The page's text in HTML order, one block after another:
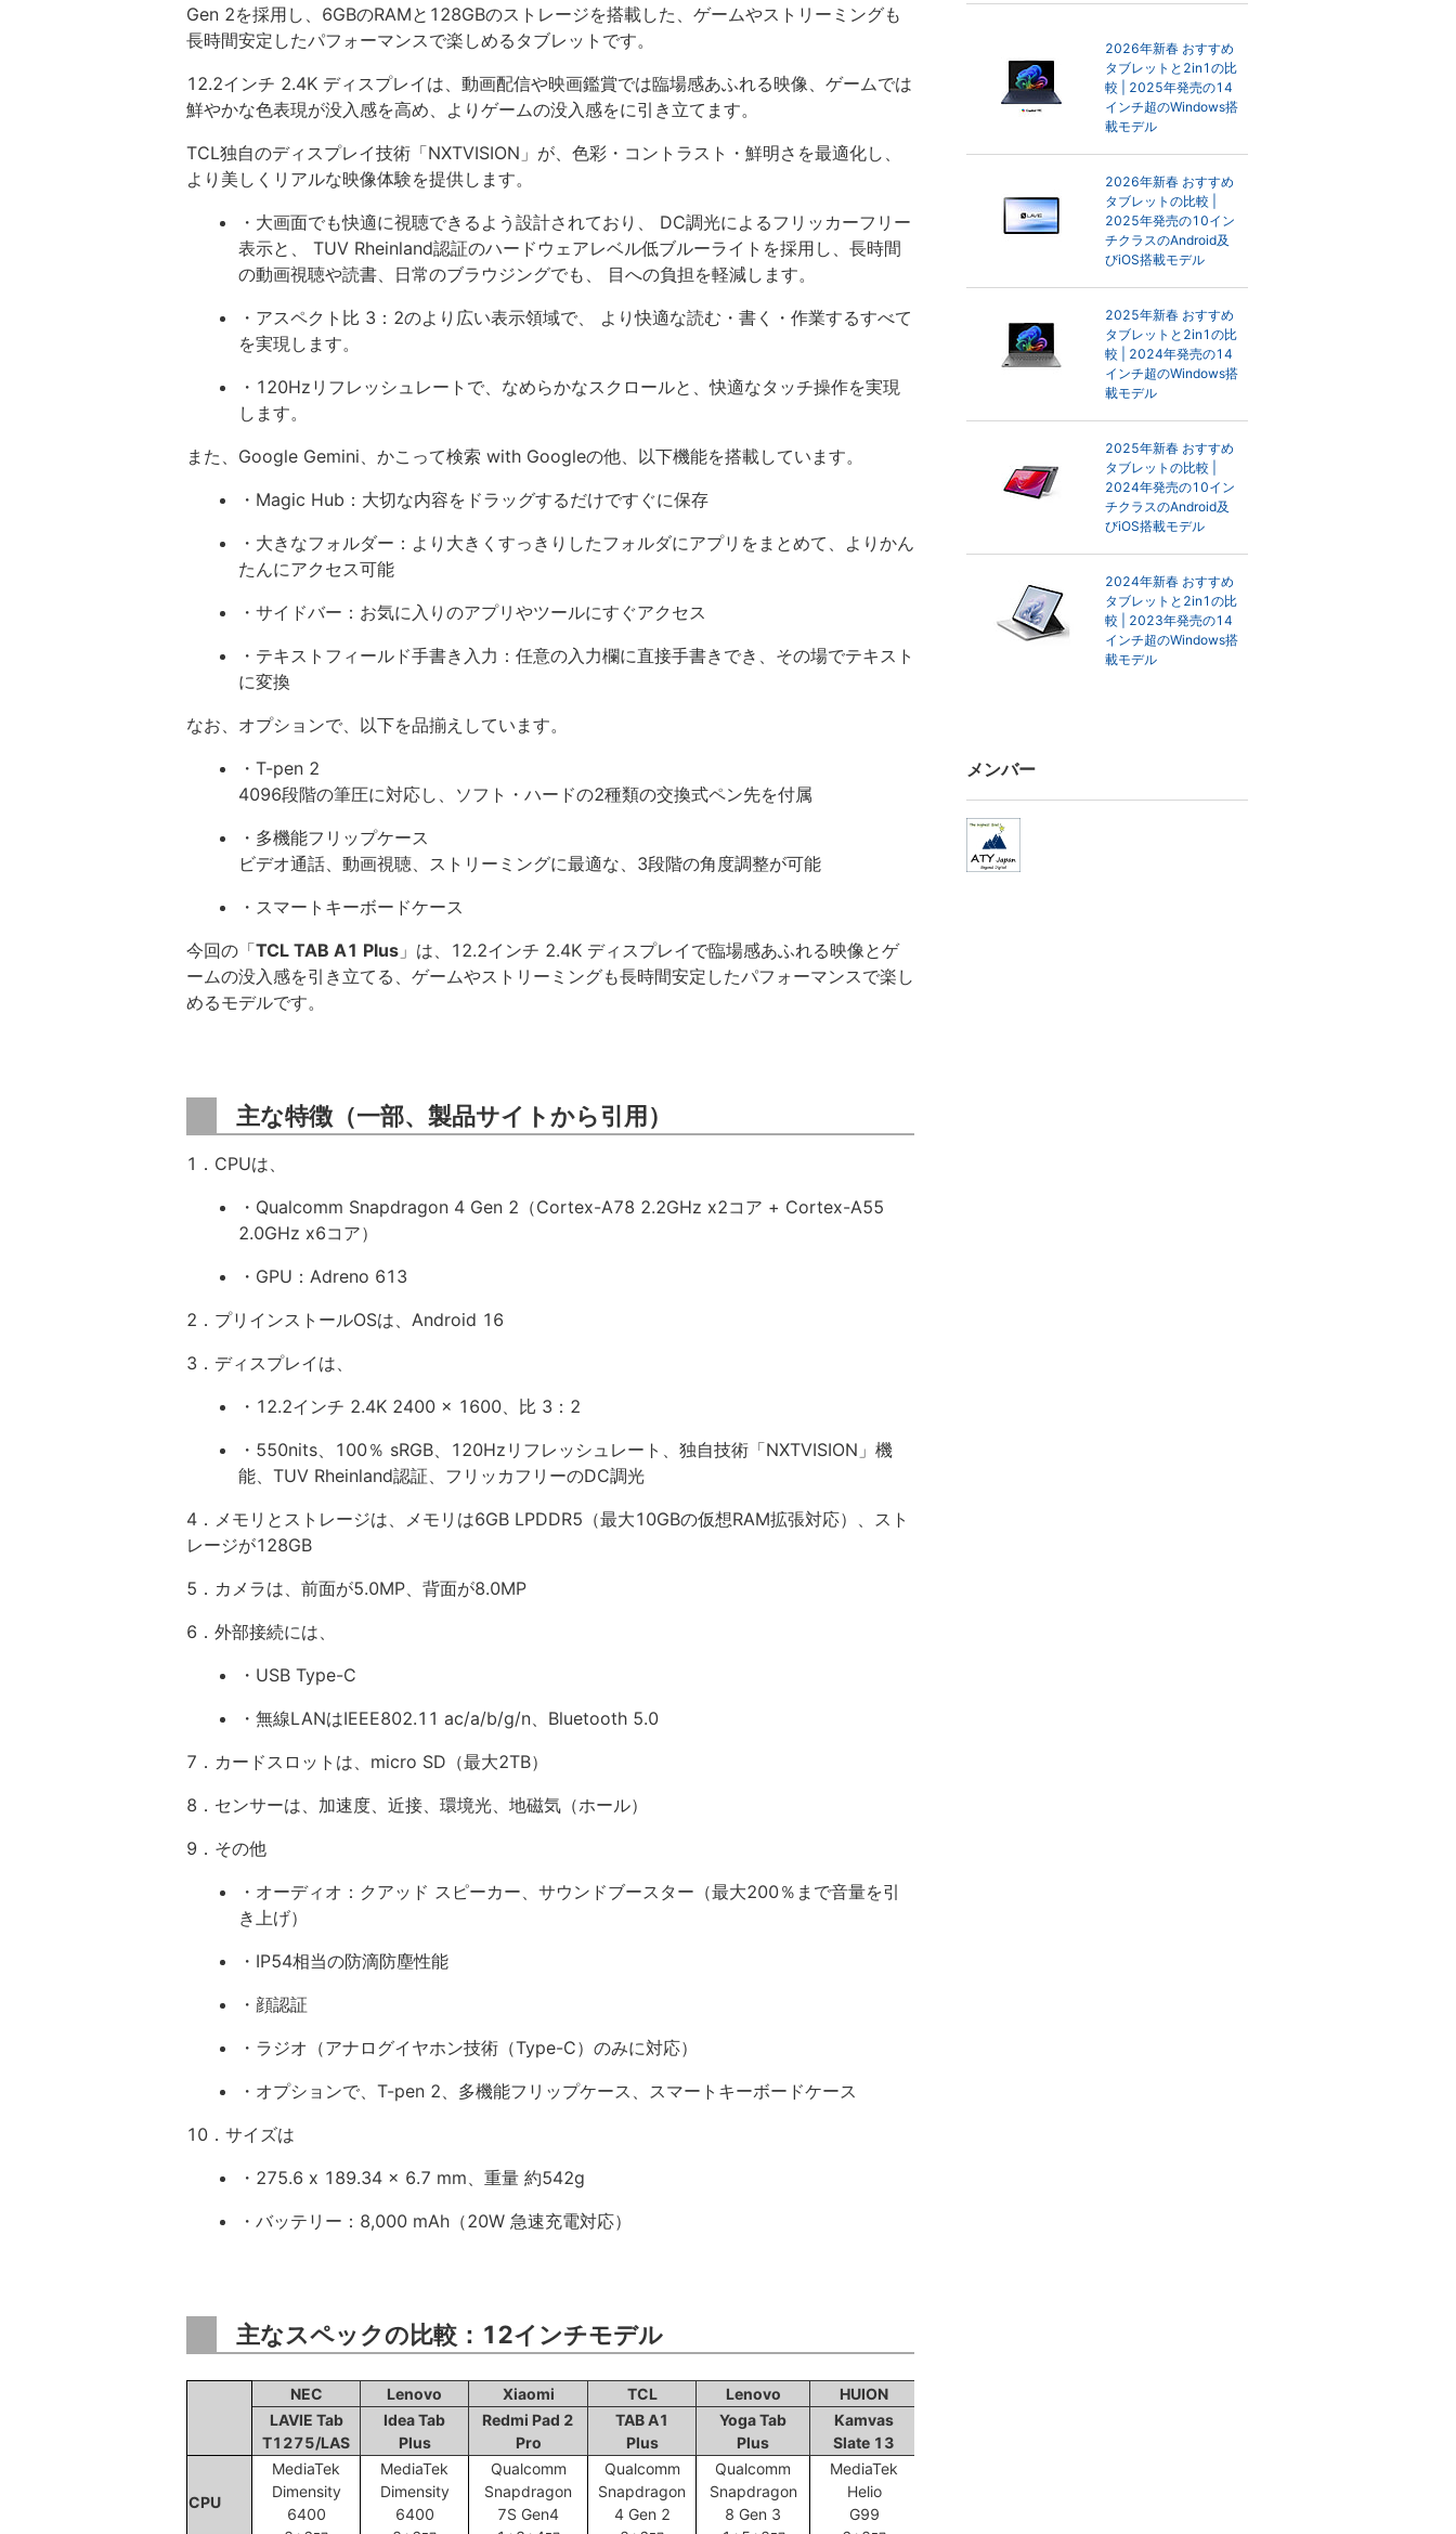
Gen 2を採用し、6GBのRAMと128GBのストレージを搭載した、ゲームやストリーミングも
長時間安定したパフォーマンスで楽しめるタブレットです。
12.2インチ 2.4K ディスプレイは、動画配信や映画鑑賞では臨場感あふれる映像、ゲームでは
鮮やかな色表現が没入感を高め、よりゲームの没入感をに引き立てます。
TCL独自のディスプレイ技術「NXTVISION」が、色彩・コントラスト・鮮明さを最適化し、
より美しくリアルな映像体験を提供します。
・大画面でも快適に視聴できるよう設計されており、 DC調光によるフリッカーフリー
表示と、 TUV Rheinland認証のハードウェアレベル低ブルーライトを採用し、長時間
の動画視聴や読書、日常のブラウジングでも、 目への負担を軽減します。
・アスペクト比 3：2のより広い表示領域で、 より快適な読む・書く・作業するすべて
を実現します。
・120Hzリフレッシュレートで、なめらかなスクロールと、快適なタッチ操作を実現
します。
また、Google Gemini、かこって検索 with Googleの他、以下機能を搭載しています。
・Magic Hub：大切な内容をドラッグするだけですぐに保存
・大きなフォルダー：より大きくすっきりしたフォルダにアプリをまとめて、よりかん
たんにアクセス可能
・サイドバー：お気に入りのアプリやツールにすぐアクセス
・テキストフィールド手書き入力：任意の入力欄に直接手書きでき、その場でテキスト
に変換
なお、オプションで、以下を品揃えしています。
・T-pen 2
4096段階の筆圧に対応し、ソフト・ハードの2種類の交換式ペン先を付属
・多機能フリップケース
ビデオ通話、動画視聴、ストリーミングに最適な、3段階の角度調整が可能
・スマートキーボードケース
今回の「TCL TAB A1 Plus 」は、12.2インチ 2.4K ディスプレイで臨場感あふれる映像とゲ
ームの没入感を引き立てる、ゲームやストリーミングも長時間安定したパフォーマンスで楽し
めるモデルです。
主な特徴（一部、製品サイトから引用）
1．CPUは、
・Qualcomm Snapdragon 4 Gen 2（Cortex-A78 2.2GHz x2コア + Cortex-A55
2.0GHz x6コア）
・GPU：Adreno 613
2．プリインストールOSは、Android 16
3．ディスプレイは、
・12.2インチ 2.4K 2400 x 1600、比 3：2
・550nits、100％ sRGB、120Hzリフレッシュレート、独自技術「NXTVISION」機
能、TUV Rheinland認証、フリッカフリーのDC調光
4．メモリとストレージは、メモリは6GB LPDDR5（最大10GBの仮想RAM拡張対応）、スト
レージが128GB
5．カメラは、前面が5.0MP、背面が8.0MP
6．外部接続には、
・USB Type-C
・無線LANはIEEE802.11 ac/a/b/g/n、Bluetooth 5.0
7．カードスロットは、micro SD（最大2TB）
8．センサーは、加速度、近接、環境光、地磁気（ホール）
9．その他
・オーディオ：クアッド スピーカー、サウンドブースター（最大200％まで音量を引
き上げ）
・IP54相当の防滴防塵性能
・顔認証
・ラジオ（アナログイヤホン技術（Type-C）のみに対応）
・オプションで、T-pen 2、多機能フリップケース、スマートキーボードケース
10．サイズは
・275.6 x 189.34 x 6.7 mm、重量 約542g
・バッテリー：8,000 mAh（20W 急速充電対応）
主なスペックの比較：12インチモデル
NEC Lenovo Xiaomi TCL Lenovo
HUION
LAVIE Tab
T1275/LAS
Idea Tab
Plus
Redmi Pad 2
Pro
TAB A1
Plus
Yoga Tab
Plus
Kamvas
Slate 13
CPU
MediaTek
Dimensity
6400
MediaTek
Dimensity
6400
Qualcomm
Snapdragon
7S Gen4
Qualcomm
Snapdragon
4 Gen 2
Qualcomm
Snapdragon
8 Gen 3
MediaTek
Helio
G99
2026年新春 おすすめ
タブレットと2in1の比
較 | 2025年発売の14
インチ超のWindows搭
載モデル
2026年新春 おすすめ
タブレットの比較 |
2025年発売の10イン
チクラスのAndroid及
びiOS搭載モデル
2025年新春 おすすめ
タブレットと2in1の比
較 | 2024年発売の14
インチ超のWindows搭
載モデル
2025年新春 おすすめ
タブレットの比較 |
2024年発売の10イン
チクラスのAndroid及
びiOS搭載モデル
2024年新春 おすすめ
タブレットと2in1の比
較 | 2023年発売の14
インチ超のWindows搭
載モデル
メンバー